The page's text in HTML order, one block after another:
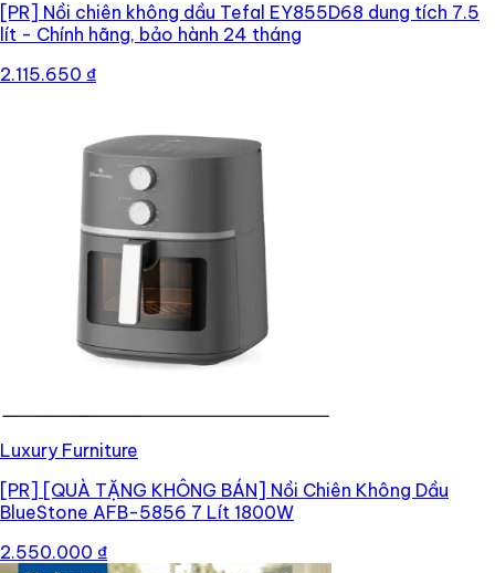
[PR] Nồi chiên không dầu Tefal EY855D68 dung tích 7.5
lít - Chính hãng, bảo hành 24 tháng
2.115.650 ₫
Luxury Furniture
[PR] [QUÀ TẶNG KHÔNG BÁN] Nồi Chiên Không Dầu
BlueStone AFB-5856 7 Lít 1800W
2.550.000 ₫